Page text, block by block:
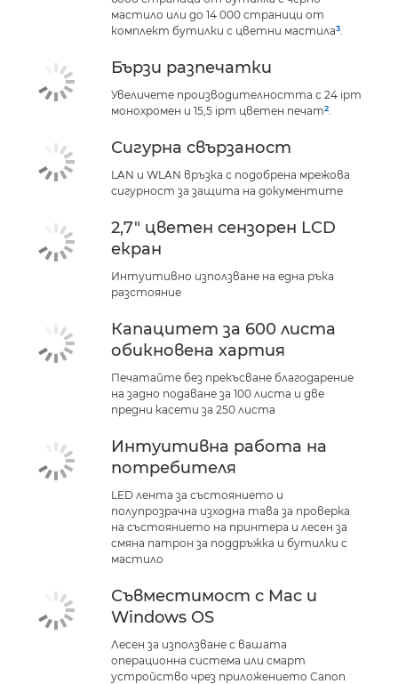
мастило или до 14 000 страници от
комплект бутилки с цветни мастила3.
Бързи разпечатки
Увеличете производителността с 24 ipm
монохромен и 15,5 ipm цветен печат2.
Сигурна свързаност
LAN и WLAN връзка с подобрена мрежова
сигурност за защита на документите
2,7" цветен сензорен LCD
екран
Интуитивно използване на една ръка
разстояние
Капацитет за 600 листа
обикновена хартия
Печатайте без прекъсване благодарение
на задно подаване за 100 листа и две
предни касети за 250 листа
Интуитивна работа на
потребителя
LED лента за състоянието и
полупрозрачна изходна тава за проверка
на състоянието на принтера и лесен за
смяна патрон за поддръжка и бутилки с
мастило
Съвместимост с Mac и
Windows OS
Лесен за използване с вашата
операционна система или смарт
устройство чрез приложението Canon